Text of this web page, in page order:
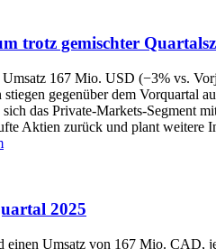
trotz gemischter
167 Mio. USD (−3% vs.
gegenüber dem
das
Aktien zurück und plant
2025
Umsatz von 167 Mio.